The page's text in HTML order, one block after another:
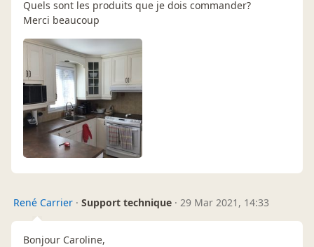
Quels sont les produits que je dois commander?
Merci beaucoup
René Carrier · Support technique · 29 Mar 2021, 14:33
Bonjour Caroline,